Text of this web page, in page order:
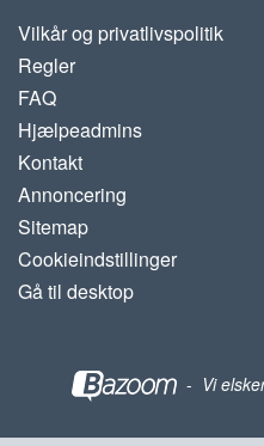
Vilkår og privatlivspolitik
Regler
FAQ
Hjælpeadmins
Kontakt
Annoncering
Sitemap
Cookieindstillinger
Gå til desktop
- Vi